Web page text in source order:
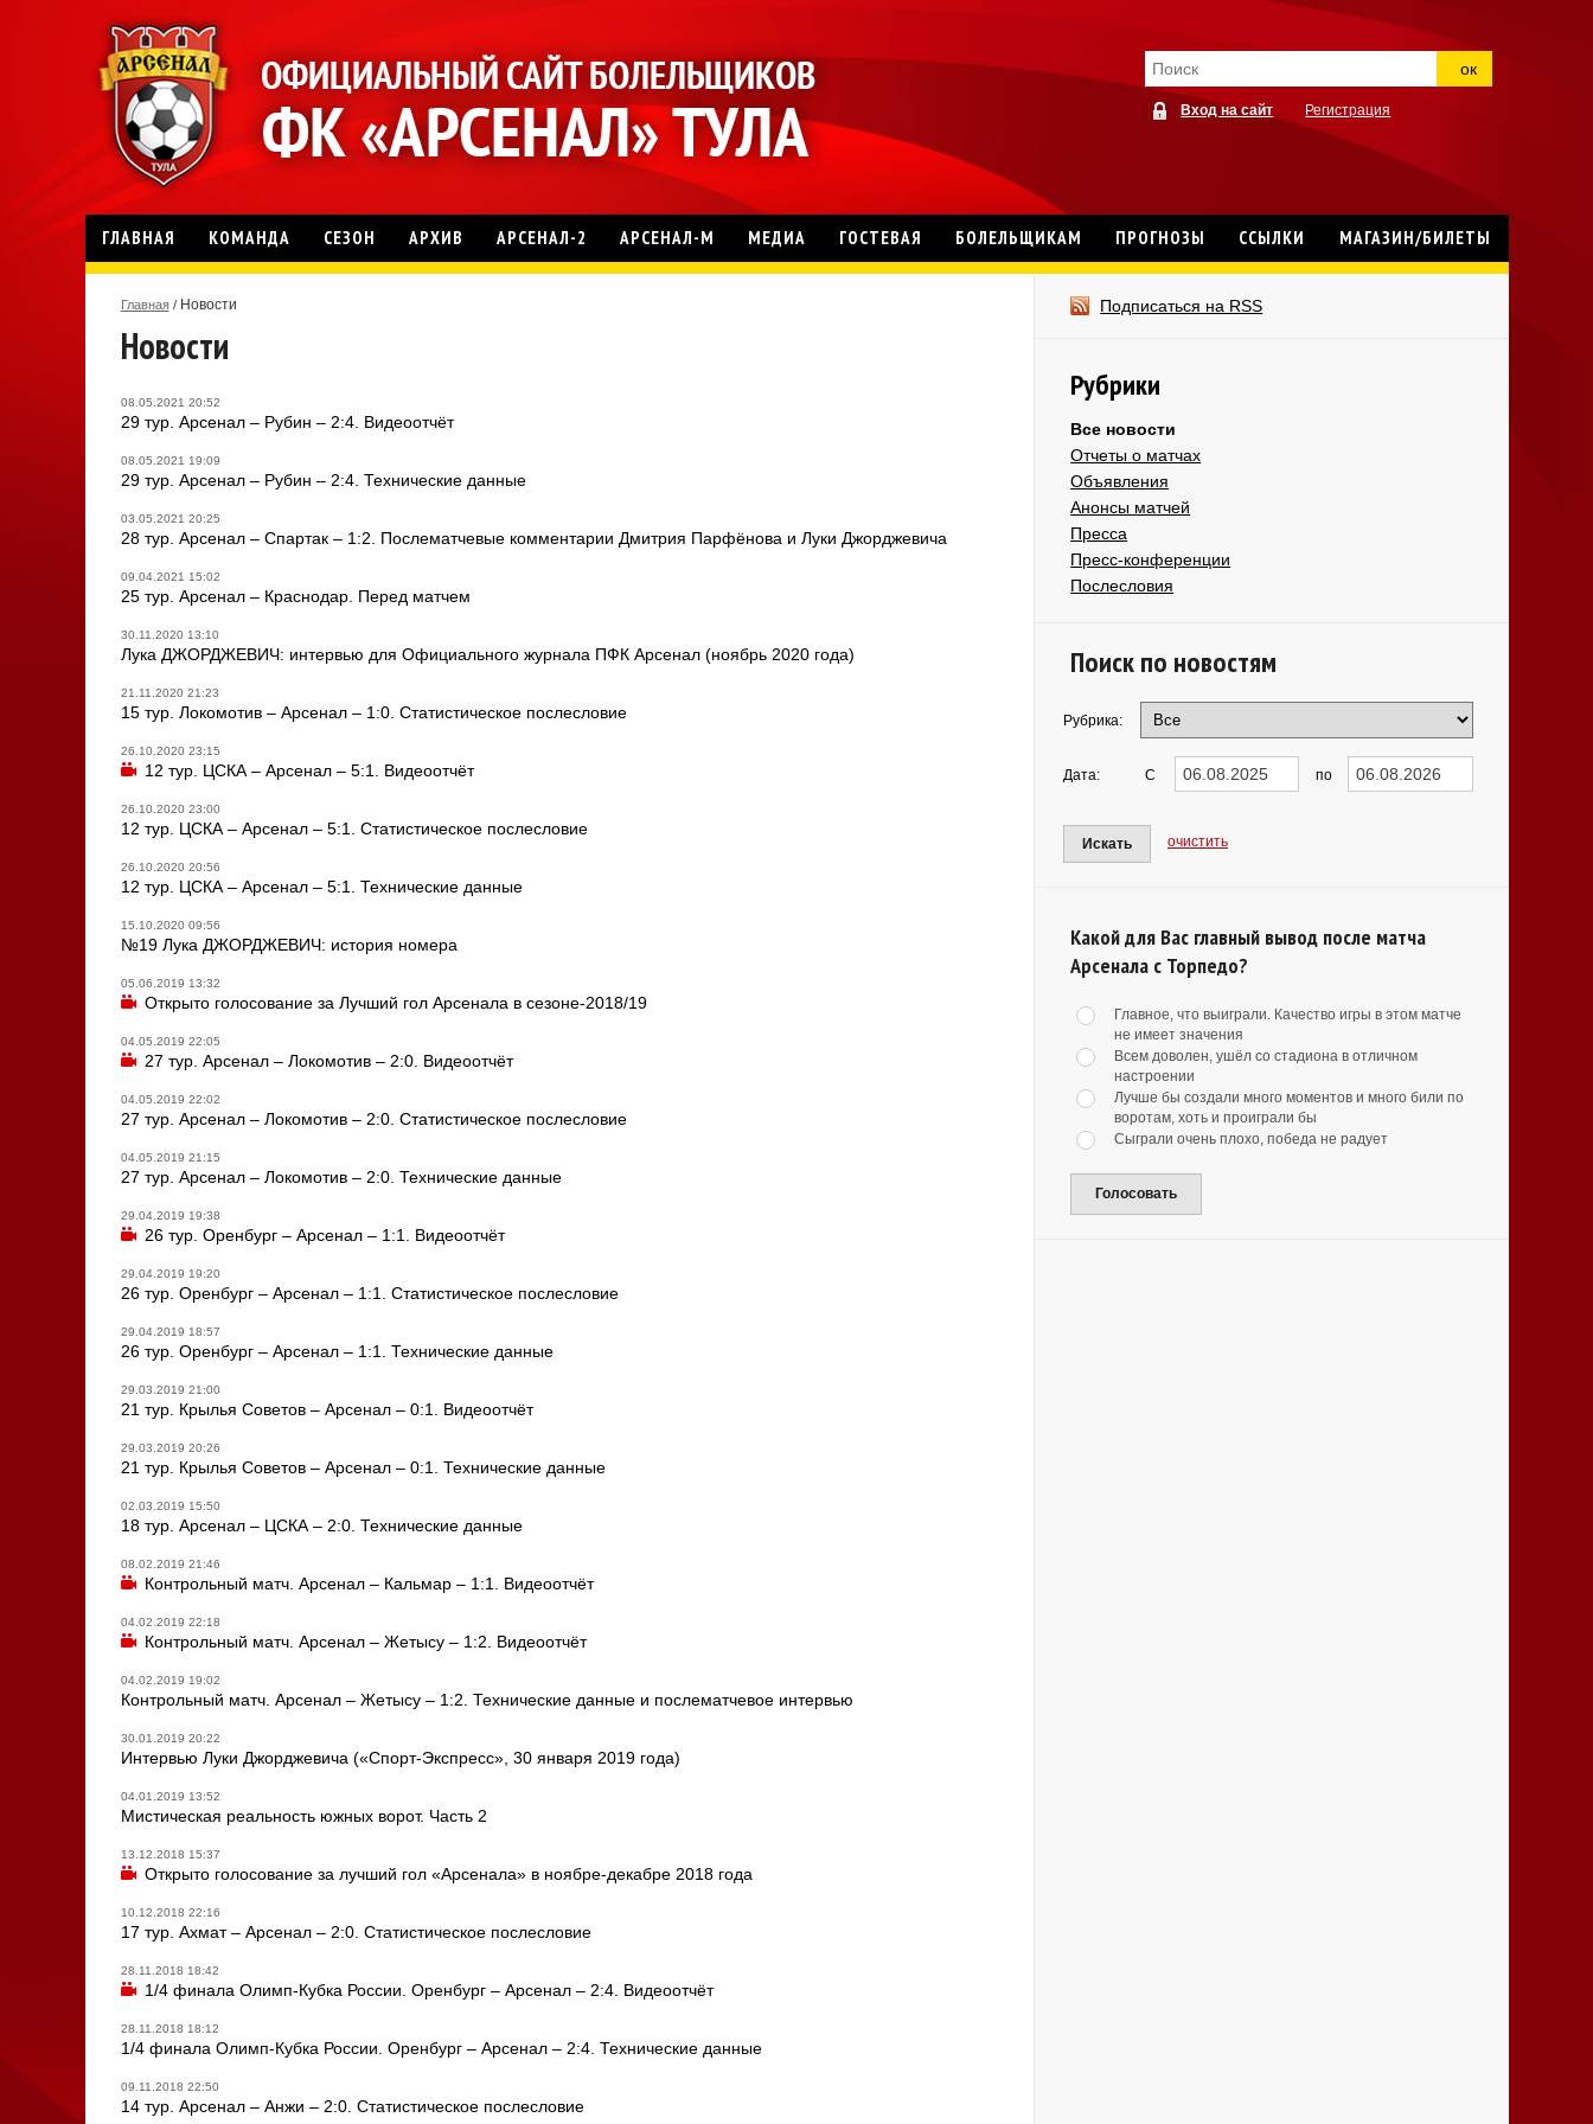
ок
Вход на сайт Регистрация
ГЛАВНАЯ КОМАНДА СЕЗОН АРХИВ АРСЕНАЛ-2 АРСЕНАЛ-М МЕДИА ГОСТЕВАЯ БОЛЕЛЬЩИКАМ ПРОГНОЗЫ ССЫЛКИ МАГАЗИН/БИЛЕТЫ
Главная /Новости
Новости
08.05.2021 20:52
29 тур. Арсенал – Рубин – 2:4. Видеоотчёт
08.05.2021 19:09
29 тур. Арсенал – Рубин – 2:4. Технические данные
03.05.2021 20:25
28 тур. Арсенал – Спартак – 1:2. Послематчевые комментарии Дмитрия Парфёнова и Луки Джорджевича
09.04.2021 15:02
25 тур. Арсенал – Краснодар. Перед матчем
30.11.2020 13:10
Лука ДЖОРДЖЕВИЧ: интервью для Официального журнала ПФК Арсенал (ноябрь 2020 года)
21.11.2020 21:23
15 тур. Локомотив – Арсенал – 1:0. Статистическое послесловие
26.10.2020 23:15
12 тур. ЦСКА – Арсенал – 5:1. Видеоотчёт
26.10.2020 23:00
12 тур. ЦСКА – Арсенал – 5:1. Статистическое послесловие
26.10.2020 20:56
12 тур. ЦСКА – Арсенал – 5:1. Технические данные
15.10.2020 09:56
№19 Лука ДЖОРДЖЕВИЧ: история номера
05.06.2019 13:32
Открыто голосование за Лучший гол Арсенала в сезоне-2018/19
04.05.2019 22:05
27 тур. Арсенал – Локомотив – 2:0. Видеоотчёт
04.05.2019 22:02
27 тур. Арсенал – Локомотив – 2:0. Статистическое послесловие
04.05.2019 21:15
27 тур. Арсенал – Локомотив – 2:0. Технические данные
29.04.2019 19:38
26 тур. Оренбург – Арсенал – 1:1. Видеоотчёт
29.04.2019 19:20
26 тур. Оренбург – Арсенал – 1:1. Статистическое послесловие
29.04.2019 18:57
26 тур. Оренбург – Арсенал – 1:1. Технические данные
29.03.2019 21:00
21 тур. Крылья Советов – Арсенал – 0:1. Видеоотчёт
29.03.2019 20:26
21 тур. Крылья Советов – Арсенал – 0:1. Технические данные
02.03.2019 15:50
18 тур. Арсенал – ЦСКА – 2:0. Технические данные
08.02.2019 21:46
Контрольный матч. Арсенал – Кальмар – 1:1. Видеоотчёт
04.02.2019 22:18
Контрольный матч. Арсенал – Жетысу – 1:2. Видеоотчёт
04.02.2019 19:02
Контрольный матч. Арсенал – Жетысу – 1:2. Технические данные и послематчевое интервью
30.01.2019 20:22
Интервью Луки Джорджевича («Спорт-Экспресс», 30 января 2019 года)
04.01.2019 13:52
Мистическая реальность южных ворот. Часть 2
13.12.2018 15:37
Открыто голосование за лучший гол «Арсенала» в ноябре-декабре 2018 года
10.12.2018 22:16
17 тур. Ахмат – Арсенал – 2:0. Статистическое послесловие
28.11.2018 18:42
1/4 финала Олимп-Кубка России. Оренбург – Арсенал – 2:4. Видеоотчёт
28.11.2018 18:12
1/4 финала Олимп-Кубка России. Оренбург – Арсенал – 2:4. Технические данные
09.11.2018 22:50
14 тур. Арсенал – Анжи – 2:0. Статистическое послесловие
Подписаться на RSS
Рубрики
Все новости
Отчеты о матчах
Объявления
Анонсы матчей
Пресса
Пресс-конференции
Послесловия
Поиск по новостям
Рубрика:
Дата: С по
Искать очистить
Какой для Вас главный вывод после матча
Арсенала с Торпедо?
Главное, что выиграли. Качество игры в этом матче
не имеет значения
Всем доволен, ушёл со стадиона в отличном
настроении
Лучше бы создали много моментов и много били по
воротам, хоть и проиграли бы
Сыграли очень плохо, победа не радует
Голосовать